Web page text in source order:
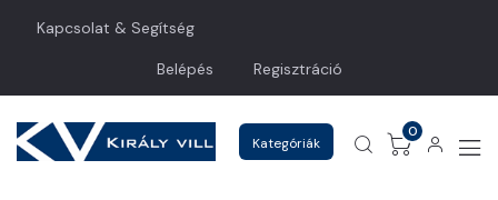
Kapcsolat & Segítség
Belépés Regisztráció
Kategóriák
0